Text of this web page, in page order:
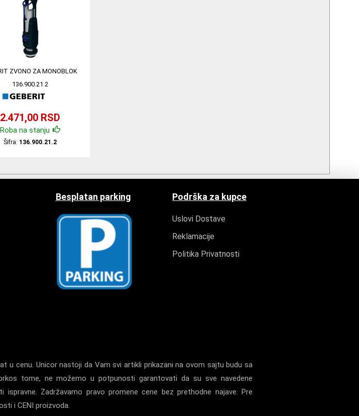
ZVONO ZA MONOBLOK
136.900.21.2
2.471,00 RSD
Roba na stanju
Šifra: 136.900.21.2
Besplatan parking Podrška za kupce
Uslovi Dostave
Reklamacije
Politika Privatnosti
u cenu. Unicor nastoji da Vam svi artikli prikazani na ovom sajtu budu sa
tome, ne možemo u potpunosti garantovati da su sve navedene
Zadržavamo pravo promene cene bez prethodne najave. Pre
i CENI proizvoda.